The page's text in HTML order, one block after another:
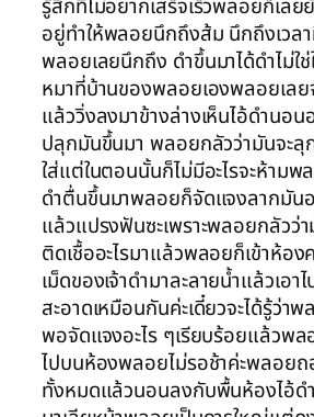
รู้สึกที่ไม่อยากเสร็จเร็วพลอยก็เล
อยู่ทำให้พลอยนึกถึงส้ม นึกถึงเวล
พลอยเลยนึกถึง ดำขึ้นมาได้ดำไม่ใช่
หมาที่บ้านของพลอยเองพลอยเล
แล้ววิ่งลงมาข้างล่างเห็นไอ้ดำนอน
ปลุกมันขึ้นมา พลอยกลัวว่ามันจะลุ
ใส่แต่ในตอนนั้นก็ไม่มีอะไรจะห้าม
ดำตื่นขึ้นมาพลอยก็จัดแจงลากมัน
แล้วแปรงฟันซะเพราะพลอยกลัวว่
ติดเชื้ออะไรมาแล้วพลอยก็เข้าห้อง
เม็ดของเจ้าดำมาละลายน้ำแล้วเอา
สะอาดเหมือนกันค่ะเดี๋ยวจะได้รู้ว่าพ
พอจัดแจงอะไร ๆเรียบร้อยแล้วพ
ไปบนห้องพลอยไม่รอช้าค่ะพลอย
ทั้งหมดแล้วนอนลงกับพื้นห้องไอ้ดำ